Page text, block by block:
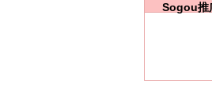
Sogou推